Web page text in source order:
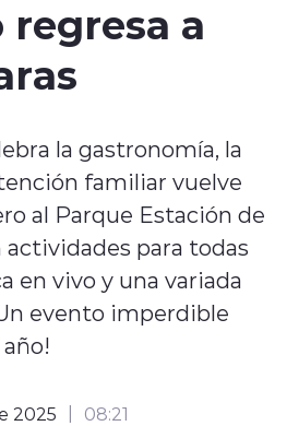
a
la gastronomía, la
familiar vuelve
al Parque Estación de
actividades para todas
en vivo y una variada
evento imperdible
2025 08:21